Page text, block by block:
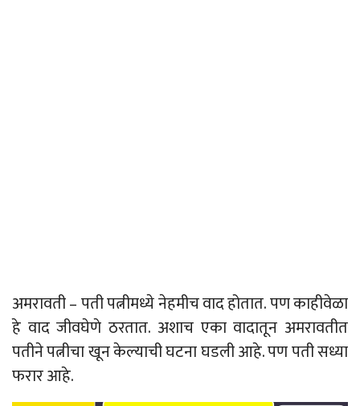
अमरावती – पती पत्नीमध्ये नेहमीच वाद होतात. पण काहीवेळा
हे वाद जीवघेणे ठरतात. अशाच एका वादातून अमरावतीत
पतीने पत्नीचा खून केल्याची घटना घडली आहे. पण पती सध्या
फरार आहे.